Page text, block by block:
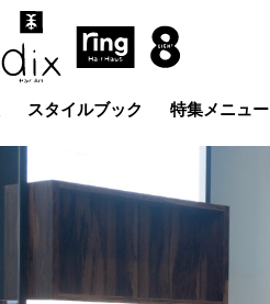
ド店
スタイルブック 特集メニュー